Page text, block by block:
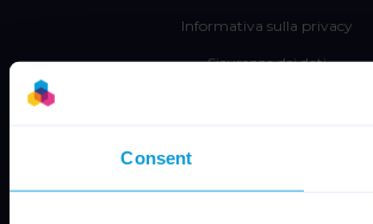
Consent
Informativa sulla privacy
Sicurezza dei dati